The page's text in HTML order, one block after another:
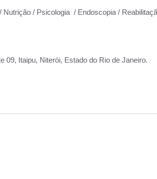
Nutrição / Psicologia / Endoscopia /
09, Itaipu, Niterói, Estado do Rio de Janeiro.